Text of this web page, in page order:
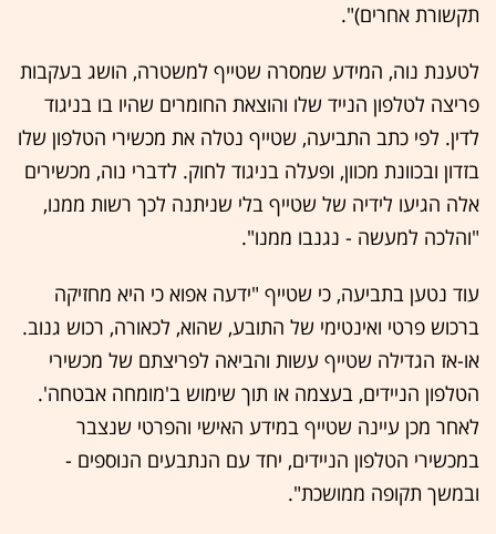
תקשורת אחרים)".
לטענת נוה, המידע שמסרה שטייף למשטרה, הושג בעקבות
פריצה לטלפון הנייד שלו והוצאת החומרים שהיו בו בניגוד
לדין. לפי כתב התביעה, שטייף נטלה את מכשירי הטלפון שלו
בזדון ובכוונת מכוון, ופעלה בניגוד לחוק. לדברי נוה, מכשירים
אלה הגיעו לידיה של שטייף בלי שניתנה לכך רשות ממנו,
"והלכה למעשה - נגנבו ממנו".
עוד נטען בתביעה, כי שטייף "ידעה אפוא כי היא מחזיקה
ברכוש פרטי ואינטימי של התובע, שהוא, לכאורה, רכוש גנוב.
או-אז הגדילה שטייף עשות והביאה לפריצתם של מכשירי
הטלפון הניידים, בעצמה או תוך שימוש ב'מומחה אבטחה'.
לאחר מכן עיינה שטייף במידע האישי והפרטי שנצבר
במכשירי הטלפון הניידים, יחד עם הנתבעים הנוספים -
ובמשך תקופה ממושכת".